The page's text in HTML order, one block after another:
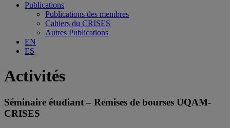
Publications
Publications des membres
Cahiers du CRISES
Autres Publications
EN
ES
Activités
Séminaire étudiant – Remises de bourses UQAM-
CRISES